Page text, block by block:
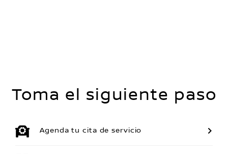
Toma el siguiente paso
Agenda tu cita de servicio